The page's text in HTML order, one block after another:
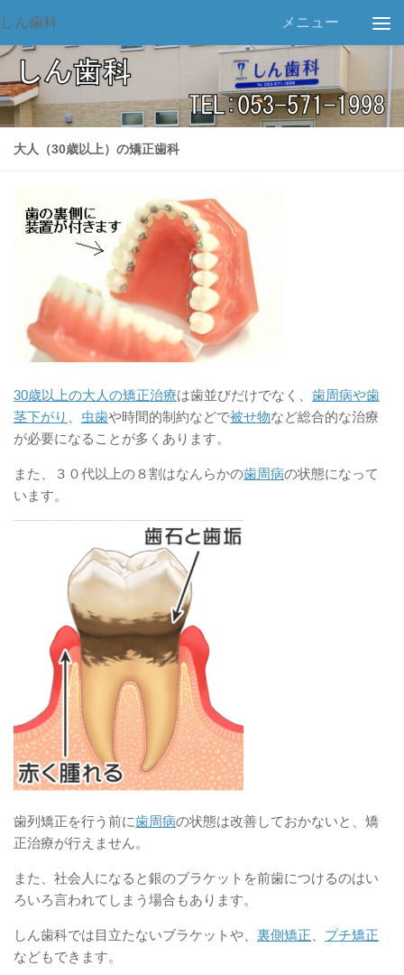
しん歯科 メニュー
大人（30歳以上）の矯正歯科
30歳以上の大人の矯正治療は歯並びだけでなく、 歯周病や歯
茎下がり
虫歯や時間的制約などで被せ物など総合的な治療
が必要になることが多くあります。
また、３０代以上の８割はなんらかの歯周病の状態になって
います。
歯列矯正を行う前に歯周病の状態は改善しておかないと、矯
正治療が行えません。
また、社会人になると銀のブラケットを前歯につけるのはい
ろいろ言われてしまう場合もあります。
しん歯科では目立たないブラケットや、 裏側矯正
プチ矯正
などもできます。